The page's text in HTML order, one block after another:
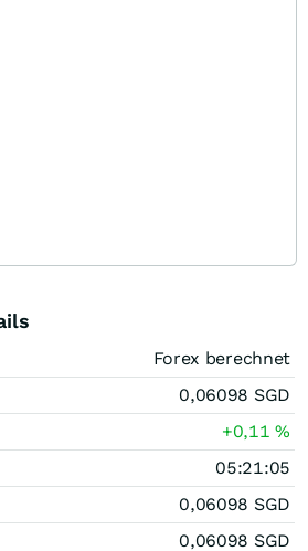
Forex berechnet
0,06098 SGD
+0,11%
05:21:05
0,06098 SGD
0,06098 SGD